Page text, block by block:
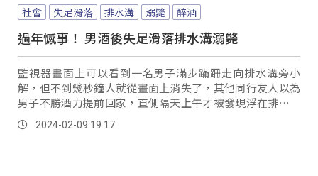
社會 失足滑落 排水溝 溺斃 醉酒
過年憾事！ 男酒後失足滑落排水溝溺斃
監視器畫面上可以看到一名男子滿步蹣跚走向排水溝旁小
解，但不到幾秒鐘人就從畫面上消失了，其他同行友人以為
男子不勝酒力提前回家，直側隔天上午才被發現浮在排水溝
內；男子被救出後，四肢已僵硬無生命跡象，警方初...。
2024-02-09 19:17